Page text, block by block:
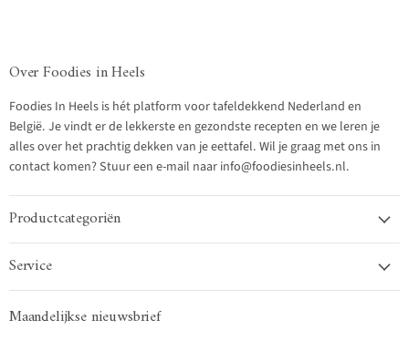
Over Foodies in Heels
Foodies In Heels is hét platform voor tafeldekkend Nederland en
België. Je vindt er de lekkerste en gezondste recepten en we leren je
alles over het prachtig dekken van je eettafel. Wil je graag met ons in
contact komen? Stuur een e-mail naar info@foodiesinheels.nl.
Productcategoriën
Service
Maandelijkse nieuwsbrief